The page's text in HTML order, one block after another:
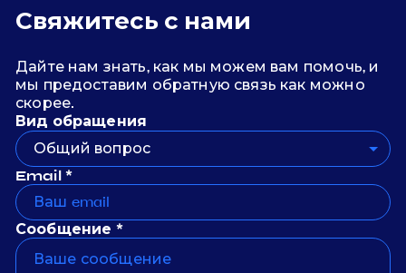
Свяжитесь с нами
Дайте нам знать, как мы можем вам помочь, и
мы предоставим обратную связь как можно
скорее.
Вид обращения
Общий вопрос
Email *
Сообщение *